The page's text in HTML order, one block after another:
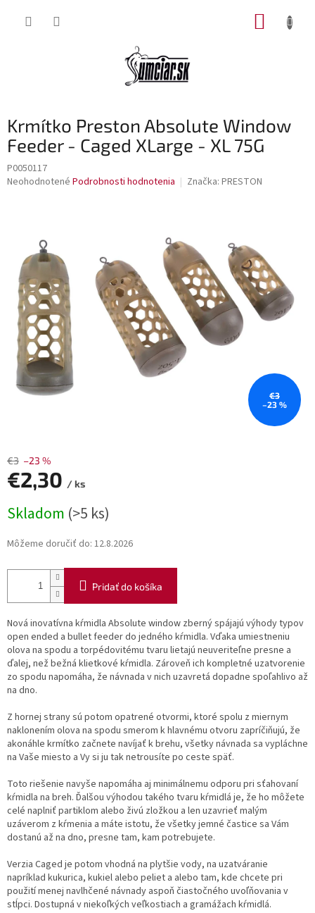
Krmítko Preston Absolute Window
Feeder - Caged XLarge - XL 75G
P0050117
Priemerné
hviezdičiek.
Neohodnotené Podrobnosti hodnotenia Značka: PRESTON
€3
–23 %
€3 –23 %
€2,30 / ks
cena:
Skladom (>5 ks)
Môžeme doručiť do: 12.8.2026
Pridať do košíka
Nová inovatívna kŕmidla Absolute window zberný spájajú výhody typov
open ended a bullet feeder do jedného kŕmidla. Vďaka umiestneniu
olova na spodu a torpédovitému tvaru lietajú neuveriteľne presne a
ďalej, než bežná klietkové kŕmidla. Zároveň ich kompletné uzatvorenie
zo spodu napomáha, že návnada v nich uzavretá dopadne spoľahlivo až
na dno.
Z hornej strany sú potom opatrené otvormi, ktoré spolu z miernym
naklonením olova na spodu smerom k hlavnému otvoru zapríčiňujú, že
akonáhle krmítko začnete navíjať k brehu, všetky návnada sa vypláchne
na Vaše miesto a Vy si ju tak netrousíte po ceste späť.
Toto riešenie navyše napomáha aj minimálnemu odporu pri sťahovaní
kŕmidla na breh. Ďalšou výhodou takého tvaru kŕmidlá je, že ho môžete
celé naplniť partiklom alebo živú zložkou a len uzavrieť malým
uzáverom z kŕmenia a máte istotu, že všetky jemné častice sa Vám
dostanú až na dno, presne tam, kam potrebujete.
Verzia Caged je potom vhodná na plytšie vody, na uzatváranie
napríklad kukurica, kukiel alebo peliet a alebo tam, kde chcete pri
použití menej navlhčené návnady aspoň čiastočného uvoľňovania v
stĺpci. Dostupná v niekoľkých veľkostiach a gramážach kŕmidlá.